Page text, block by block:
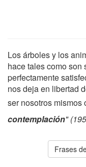
Los árboles y los
hace tales como son
perfectamente
nos deja en libertad
ser nosotros mismos
contemplación"
Frases